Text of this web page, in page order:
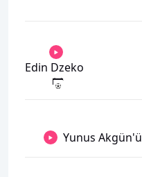
Edin Dzeko
Yunus